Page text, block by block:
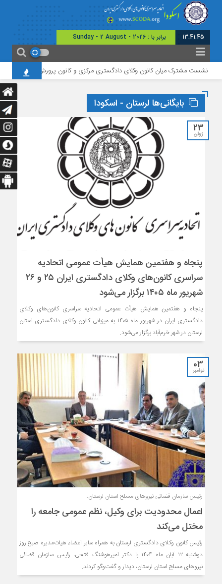
13:41:46 امروز :
نشست مشترک میان کانون وکلای دادگستری مرکزی و کانون پرورش فکری استان
بایگانی‌ها لرستان - اسکودا
23
ژوئن
پنجاه و هفتمین همایش هیأت عمومی اتحادیه
سراسری کانون‌های وکلای دادگستری ایران ۲۵ و ۲۶
شهریور ماه ۱۴۰۵ برگزار می‌شود
پنجاه و هفتمین همایش هیأت عمومی اتحادیه سراسری کانون‌های وکلای
دادگستری ایران در شهریور ماه ۱۴۰۵ به میزبانی کانون وکلای دادگستری استان
لرستان در شهر خرم‌آباد برگزار می‌شود.
03
نوامبر
رئیس سازمان قضائی نیرو‌های مسلح استان لرستان:
اعمال محدودیت برای وکیل، نظم عمومی جامعه را
مختل می‌کند
رئیس کانون وکلای دادگستری لرستان به همراه سایر اعضاء هیات‌مدیره صبح روز
دوشنبه ۱۲ آبان ماه ۱۴۰۴ با دکتر امیرهوشنگ فتحی، رئیس سازمان قضائی
نیرو‌های مسلح استان لرستان، دیدار و گفت‌و‌گو کردند.